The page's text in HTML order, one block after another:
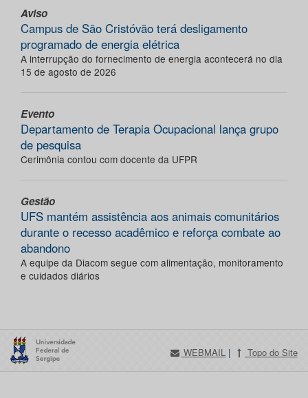
Aviso
Campus de São Cristóvão terá desligamento
programado de energia elétrica
A interrupção do fornecimento de energia acontecerá no dia
15 de agosto de 2026
Evento
Departamento de Terapia Ocupacional lança grupo
de pesquisa
Cerimônia contou com docente da UFPR
Gestão
UFS mantém assistência aos animais comunitários
durante o recesso acadêmico e reforça combate ao
abandono
A equipe da Diacom segue com alimentação, monitoramento
e cuidados diários
WEBMAIL | Topo do Site